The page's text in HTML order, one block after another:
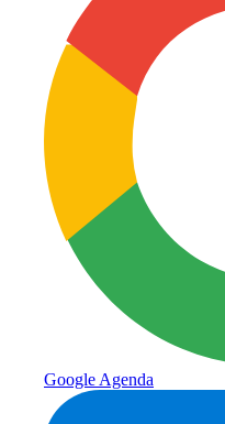
Google Agenda